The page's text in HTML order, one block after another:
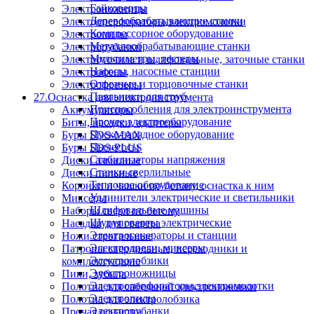
Электроножницы
Электроперфораторы,электромолотки
Электропилы
Электрорубанки
Электроточила и шлифовальные, заточные станки
Электрофены
Электрофрезеры
27.Оснастка для электроинструмента
Аккумуляторы
Биты, насадки, адаптеры
Буры SDS-MAX
Буры SDS-PLUS
Диски алмазные
Диски пильные
Коронки и чашки по бетону, оснастка к ним
Миксеры
Наборы сверл по бетону
Насадки для гравера
Ножи строгальные
Патроны сверлильные, переходники и
комплектующие
Пики, зубила
Полотна для сабельной электроножовки
Полотна для электролобзика
Прочая оснастка
Гайковерты
Деревообрабатывающие станки
Компрессорное оборудование
Металлообрабатывающие станки
Мультиметры, тестеры
Насосы, насосные станции
Отрезные и торцовочные станки
Паяльники для труб
Приспособления для электроинструмента
Прочее электрооборудование
Пуско-зарядное оборудование
Пылесосы
Стабилизаторы напряжения
Станки сверлильные
Тепловое оборудование
Удлинители электрические и светильники
Шлифовальные машины
Шуруповерты электрические
Электрогенераторы и станции
Электродрели, миксеры
Электролобзики
Электроножницы
Электроперфораторы,электромолотки
Электропилы
Электрорубанки